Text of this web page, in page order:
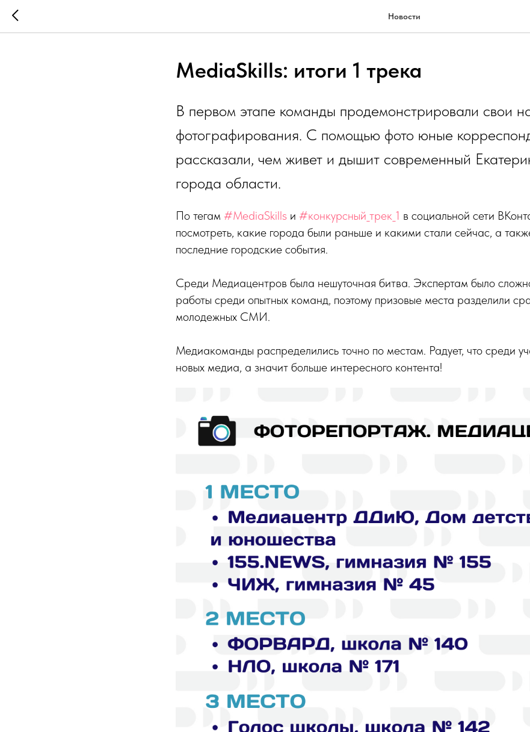
Новости
MediaSkills: итоги 1 трека
В первом этапе команды продемонстрировали свои
фотографирования. С помощью фото юные
рассказали, чем живет и дышит современный
города области.
По тегам #MediaSkills и #конкурсный_трек_1 в социальной сети
посмотреть, какие города были раньше и какими стали сейчас, а
последние городские события.
Среди Медиацентров была нешуточная битва. Экспертам было
работы среди опытных команд, поэтому призовые места разделили
молодежных СМИ.
Медиакоманды распределились точно по местам. Радует, что среди
новых медиа, а значит больше интересного контента!